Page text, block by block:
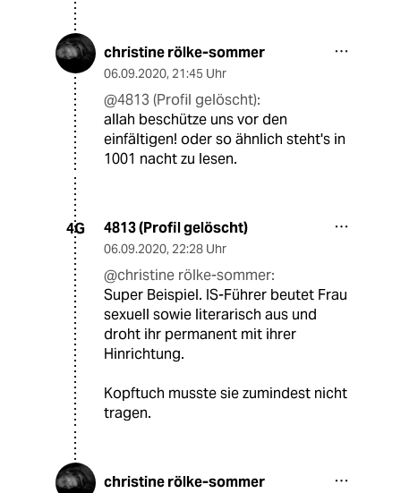
christine rölke-sommer
06.09.2020, 21:45 Uhr
@4813 (Profil gelöscht):
allah beschütze uns vor den
einfältigen! oder so ähnlich steht's in
1001 nacht zu lesen.
4G 4813 (Profil gelöscht)
06.09.2020, 22:28 Uhr
@christine rölke-sommer:
Super Beispiel. IS-Führer beutet Frau
sexuell sowie literarisch aus und
droht ihr permanent mit ihrer
Hinrichtung.
Kopftuch musste sie zumindest nicht
tragen.
christine rölke-sommer